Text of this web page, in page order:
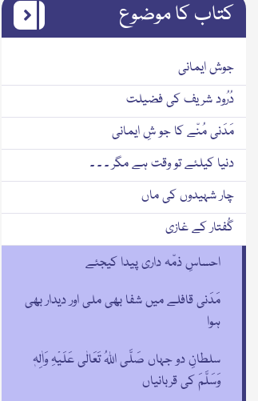
کتاب کا موضوع
جوش ایمانی
دُرُود شریف کی فضیلت
مَدَنی مُنّے کا جو شِ ایمانی
دنیا کیلئے تو وقت ہے مگر ۔ ۔ ۔
چار شہیدوں کی ماں
گُفتار کے غازی
احساسِ ذمّہ داری پیدا کیجئے
مَدَنی قافلے میں شفا بھی ملی اور دیدار بھی
ہوا
سلطانِ دو جہاں صَلَّی اللہُ تَعَالٰی عَلَیْہِ وَاٰلِہٖ
وَسَلَّمَ کی قربانیاں